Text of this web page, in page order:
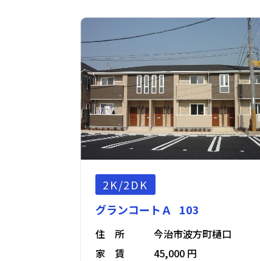
2K/2DK
グランコートＡ 103
住 所
今治市波方町樋口
家 賃
45,000 円